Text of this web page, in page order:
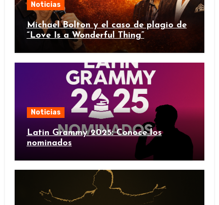
Noticias
Michael Bolton y el caso de plagio de
“Love Is a Wonderful Thing”
Noticias
Latin Grammy 2025: Conoce los
nominados